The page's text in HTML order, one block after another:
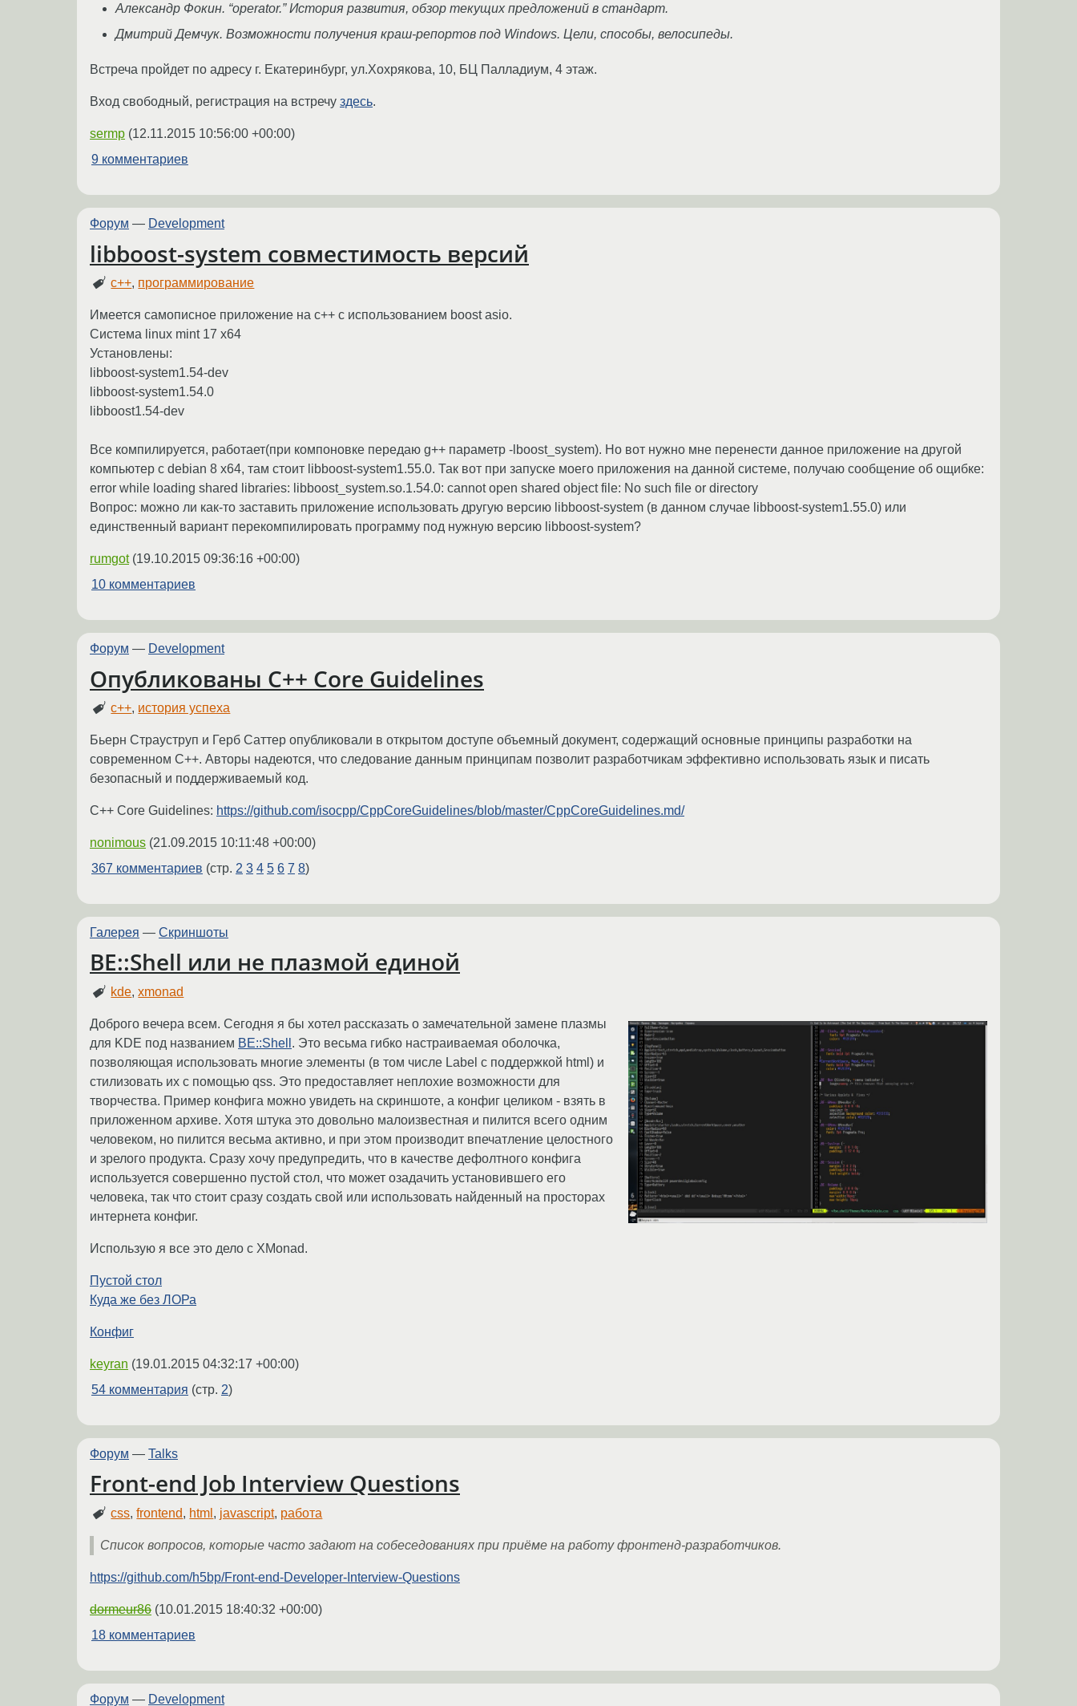
Александр Фокин. “operator.” История развития, обзор текущих предложений в стандарт.
Дмитрий Демчук. Возможности получения краш-репортов под Windows. Цели, способы, велосипеды.
Встреча пройдет по адресу г. Екатеринбург, ул.Хохрякова, 10, БЦ Палладиум, 4 этаж.
Вход свободный, регистрация на встречу здесь.
sermp (12.11.2015 10:56:00 +00:00)
9 комментариев
Форум — Development
libboost-system совместимость версий
c++, программирование
Имеется самописное приложение на c++ с использованием boost asio.
Система linux mint 17 x64
Установлены:
libboost-system1.54-dev
libboost-system1.54.0
libboost1.54-dev
Все компилируется, работает(при компоновке передаю g++ параметр -lboost_system). Но вот нужно мне перенести данное приложение на другой
компьютер с debian 8 x64, там стоит libboost-system1.55.0. Так вот при запуске моего приложения на данной системе, получаю сообщение об ощибке:
error while loading shared libraries: libboost_system.so.1.54.0: cannot open shared object file: No such file or directory
Вопрос: можно ли как-то заставить приложение использовать другую версию libboost-system (в данном случае libboost-system1.55.0) или
единственный вариант перекомпилировать программу под нужную версию libboost-system?
rumgot (19.10.2015 09:36:16 +00:00)
10 комментариев
Форум — Development
Опубликованы C++ Core Guidelines
c++, история успеха
Бьерн Страуструп и Герб Саттер опубликовали в открытом доступе объемный документ, содержащий основные принципы разработки на
современном С++. Авторы надеются, что следование данным принципам позволит разработчикам эффективно использовать язык и писать
безопасный и поддерживаемый код.
C++ Core Guidelines: https://github.com/isocpp/CppCoreGuidelines/blob/master/CppCoreGuidelines.md/
nonimous (21.09.2015 10:11:48 +00:00)
367 комментариев (стр. 2 3 4 5 6 7 8)
Галерея — Скриншоты
BE::Shell или не плазмой единой
kde,xmonad
Доброго вечера всем. Сегодня я бы хотел рассказать о замечательной замене плазмы
для KDE под названием BE::Shell . Это весьма гибко настраиваемая оболочка,
позволяющая использовать многие элементы (в том числе Label с поддержкой html) и
стилизовать их с помощью qss. Это предоставляет неплохие возможности для
творчества. Пример конфига можно увидеть на скриншоте, а конфиг целиком - взять в
приложенном архиве. Хотя штука это довольно малоизвестная и пилится всего одним
человеком, но пилится весьма активно, и при этом производит впечатление целостного
и зрелого продукта. Сразу хочу предупредить, что в качестве дефолтного конфига
используется совершенно пустой стол, что может озадачить установившего его
человека, так что стоит сразу создать свой или использовать найденный на просторах
интернета конфиг.
Использую я все это дело с XMonad.
Пустой стол
Куда же без ЛОРа
Конфиг
keyran (19.01.2015 04:32:17 +00:00)
54 комментария (стр. 2)
Форум — Talks
Front-end Job Interview Questions
css,frontend, html , javascript, работа
Список вопросов, которые часто задают на собеседованиях при приёме на работу фронтенд-разработчиков.
https://github.com/h5bp/Front-end-Developer-Interview-Questions
dormeur86 (10.01.2015 18:40:32 +00:00)
18 комментариев
Форум — Development